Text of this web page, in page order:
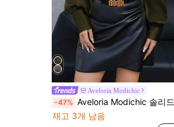
Aveloria Modichic
-47% Aveloria Modichic 솔리드 컬러 긴소매 셔츠, 앞면에 할로우 아웃 버튼 플래킷이 있는 우아한 비즈니스 캐주얼 여성
재고 3개 남음